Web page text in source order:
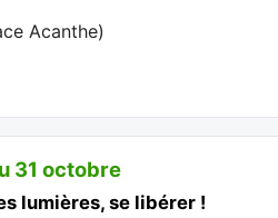
Acanthe)
31 octobre
lumières, se libérer !